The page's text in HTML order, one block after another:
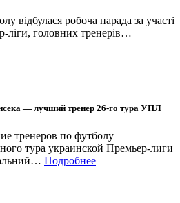
відбулася робоча нарада за участі
ліги, головних тренерів…
— лучший тренер 26-го тура УПЛ
тренеров по футболу
тура украинской Премьер-лиги
Подробнее